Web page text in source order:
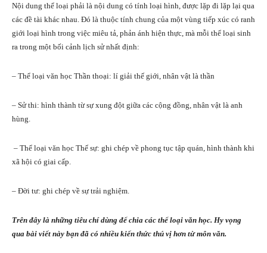
Nội dung thể loại phải là nội dung có tính loại hình, được lặp đi lặp lại qua
các đề tài khác nhau. Đó là thuộc tính chung của một vùng tiếp xúc có ranh
giới loại hình trong việc miêu tả, phản ánh hiện thực, mà mỗi thể loại sinh
ra trong một bối cảnh lịch sử nhất định:
– Thể loại văn học Thần thoại: lí giải thế giới, nhân vật là thần
– Sử thi: hình thành từ sự xung đột giữa các cộng đồng, nhân vật là anh
hùng.
– Thể loại văn học Thế sự: ghi chép về phong tục tập quán, hình thành khi
xã hội có giai cấp.
– Đời tư: ghi chép về sự trải nghiệm.
Trên đây là những tiêu chí dùng để chia các thể loại văn học. Hy vọng
qua bài viết này bạn đã có nhiều kiến thức thú vị hơn từ môn văn.